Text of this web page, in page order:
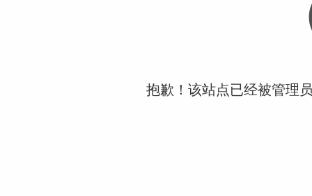
抱歉！该站点已经被管理